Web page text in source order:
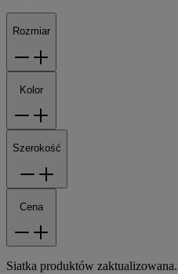
Rozmiar
Kolor
Szerokość
Cena
Siatka produktów